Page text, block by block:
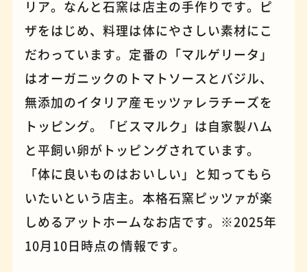
リア。なんと石窯は店主の手作りです。ピ
ザをはじめ、料理は体にやさしい素材にこ
だわっています。定番の「マルゲリータ」
はオーガニックのトマトソースとバジル、
無添加のイタリア産モッツァレラチーズを
トッピング。「ビスマルク」は自家製ハム
と平飼い卵がトッピングされています。
「体に良いものはおいしい」と知ってもら
いたいという店主。本格石窯ピッツァが楽
しめるアットホームなお店です。※2025年
10月10日時点の情報です。